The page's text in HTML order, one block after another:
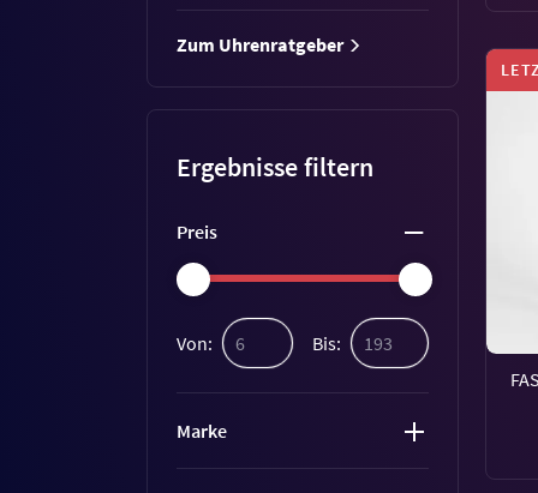
Zum Uhrenratgeber
Ergebnisse filtern
Preis
Von: Bis:
Marke